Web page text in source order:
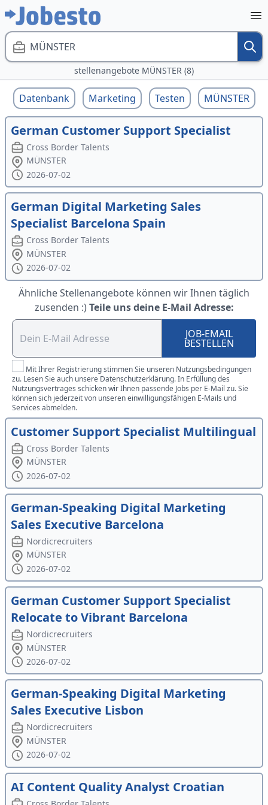
MÜNSTER
stellenangebote MÜNSTER (8)
Datenbank Marketing Testen MÜNSTER
German Customer Support Specialist
Cross Border Talents
MÜNSTER
2026-07-02
German Digital Marketing Sales
Specialist Barcelona Spain
Cross Border Talents
MÜNSTER
2026-07-02
Ähnliche Stellenangebote können wir Ihnen täglich
zusenden :) Teile uns deine E-Mail Adresse:
JOB-EMAIL
BESTELLEN
Mit Ihrer Registrierung stimmen Sie unseren Nutzungsbedingungen
zu. Lesen Sie auch unsere Datenschutzerklärung. In Erfüllung des
Nutzungsvertrages schicken wir Ihnen passende Jobs per E-Mail zu. Sie
können sich jederzeit von unseren einwilligungsfähigen E-Mails und
Services abmelden.
Customer Support Specialist Multilingual
Cross Border Talents
MÜNSTER
2026-07-02
German-Speaking Digital Marketing
Sales Executive Barcelona
Nordicrecruiters
MÜNSTER
2026-07-02
German Customer Support Specialist
Relocate to Vibrant Barcelona
Nordicrecruiters
MÜNSTER
2026-07-02
German-Speaking Digital Marketing
Sales Executive Lisbon
Nordicrecruiters
MÜNSTER
2026-07-02
AI Content Quality Analyst Croatian